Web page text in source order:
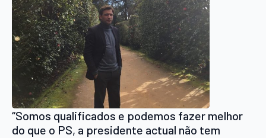
“Somos qualificados e podemos fazer melhor
do que o PS, a presidente actual não tem